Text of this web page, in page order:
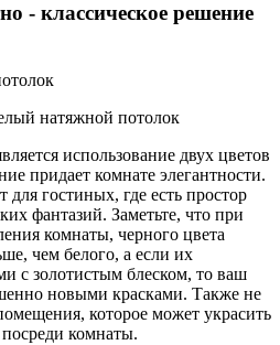
- классическое решение
натяжной потолок
использование двух цветов
придает комнате элегантности.
гостиных, где есть простор
фантазий. Заметьте, что при
комнаты, черного цвета
чем белого, а если их
с золотистым блеском, то ваш
новыми красками. Также не
которое может украсить
комнаты.